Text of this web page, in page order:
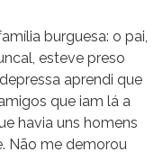
burguesa: o pai,
esteve preso
aprendi que
que iam lá a
havia uns homens
Não me demorou